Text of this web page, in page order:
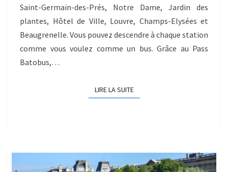
Saint-Germain-des-Prés, Notre Dame, Jardin des
plantes, Hôtel de Ville, Louvre, Champs-Elysées et
Beaugrenelle. Vous pouvez descendre à chaque station
comme vous voulez comme un bus. Grâce au Pass
Batobus,…
LIRE LA SUITE